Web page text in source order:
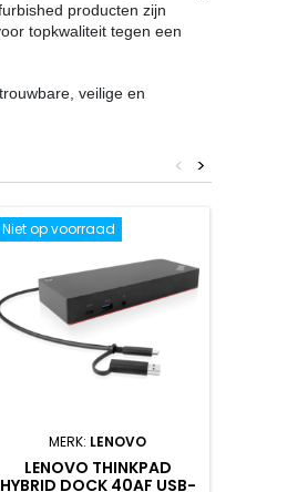
producten zijn
topkwaliteit tegen een
veilige en
>
<
Niet op voorraad
MERK: LENOVO
LENOVO THINKPAD
HYBRID DOCK 40AF USB-